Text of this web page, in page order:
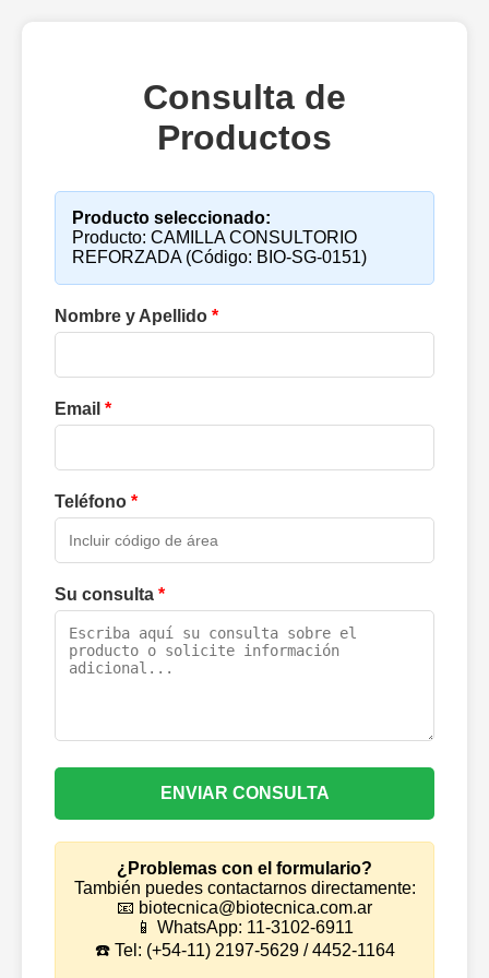
Consulta de
Productos
Producto seleccionado:
Producto: CAMILLA CONSULTORIO
REFORZADA (Código: BIO-SG-0151)
Nombre y Apellido *
Email *
Teléfono *
Su consulta *
ENVIAR CONSULTA
¿Problemas con el formulario?
También puedes contactarnos directamente:
📧 biotecnica@biotecnica.com.ar
📱 WhatsApp: 11-3102-6911
☎️ Tel: (+54-11) 2197-5629 / 4452-1164